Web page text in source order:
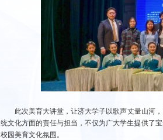
此次美育大讲堂，让济大学子以歌声丈量山河
统文化方面的责任与担当，不仅为广大学生提供了
校园美育文化氛围。